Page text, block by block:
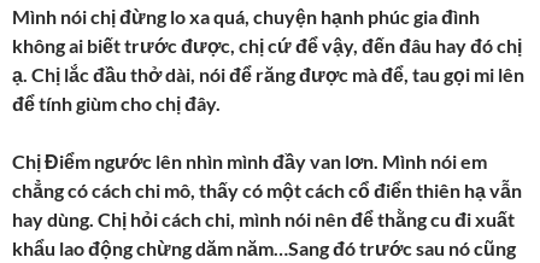
Mình nói chị đừng lo xa quá, chuyện hạnh phúc gia đình
không ai biết trước được, chị cứ để vậy, đến đâu hay đó chị
ạ. Chị lắc đầu thở dài, nói để răng được mà để, tau gọi mi lên
để tính giùm cho chị đây.
Chị Điểm ngước lên nhìn mình đầy van lơn. Mình nói em
chẳng có cách chi mô, thấy có một cách cổ điển thiên hạ vẫn
hay dùng. Chị hỏi cách chi, mình nói nên để thằng cu đi xuất
khẩu lao động chừng dăm năm…Sang đó trước sau nó cũng